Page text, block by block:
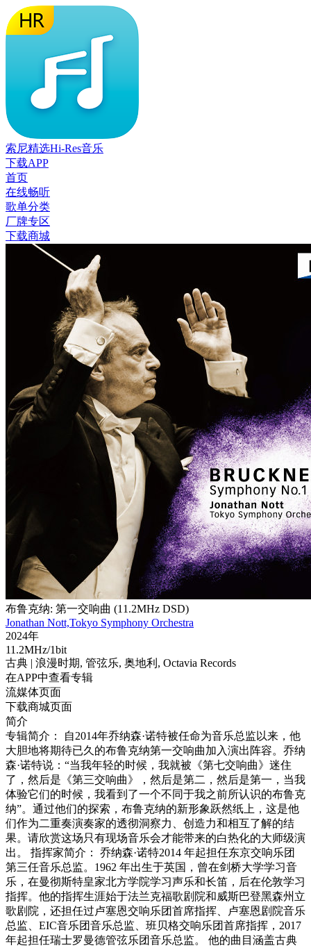
索尼精选Hi-Res音乐
下载APP
首页
在线畅听
歌单分类
厂牌专区
下载商城
布鲁克纳: 第一交响曲 (11.2MHz DSD)
Jonathan Nott,Tokyo Symphony Orchestra
2024年
11.2MHz/1bit
古典 | 浪漫时期, 管弦乐, 奥地利, Octavia Records
在APP中查看专辑
流媒体页面
下载商城页面
简介
专辑简介： 自2014年乔纳森·诺特被任命为音乐总监以来，他
大胆地将期待已久的布鲁克纳第一交响曲加入演出阵容。乔纳
森·诺特说：“当我年轻的时候，我就被《第七交响曲》迷住
了，然后是《第三交响曲》，然后是第二，然后是第一，当我
体验它们的时候，我看到了一个不同于我之前所认识的布鲁克
纳”。通过他们的探索，布鲁克纳的新形象跃然纸上，这是他
们作为二重奏演奏家的透彻洞察力、创造力和相互了解的结
果。请欣赏这场只有现场音乐会才能带来的白热化的大师级演
出。 指挥家简介： 乔纳森·诺特2014 年起担任东京交响乐团
第三任音乐总监。1962 年出生于英国，曾在剑桥大学学习音
乐，在曼彻斯特皇家北方学院学习声乐和长笛，后在伦敦学习
指挥。他的指挥生涯始于法兰克福歌剧院和威斯巴登黑森州立
歌剧院，还担任过卢塞恩交响乐团首席指挥、卢塞恩剧院音乐
总监、EIC⾳乐团音乐总监、班贝格交响乐团首席指挥，2017
年起担任瑞士罗曼德管弦乐团音乐总监。 他的曲目涵盖古典